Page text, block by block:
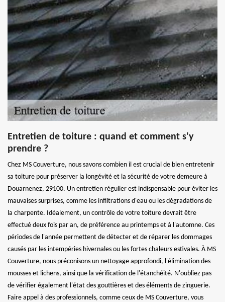
Entretien de toiture : quand et comment s'y
prendre ?
Chez MS Couverture, nous savons combien il est crucial de bien entretenir
sa toiture pour préserver la longévité et la sécurité de votre demeure à
Douarnenez, 29100. Un entretien régulier est indispensable pour éviter les
mauvaises surprises, comme les infiltrations d'eau ou les dégradations de
la charpente. Idéalement, un contrôle de votre toiture devrait être
effectué deux fois par an, de préférence au printemps et à l'automne. Ces
périodes de l'année permettent de détecter et de réparer les dommages
causés par les intempéries hivernales ou les fortes chaleurs estivales. À MS
Couverture, nous préconisons un nettoyage approfondi, l'élimination des
mousses et lichens, ainsi que la vérification de l'étanchéité. N'oubliez pas
de vérifier également l'état des gouttières et des éléments de zinguerie.
Faire appel à des professionnels, comme ceux de MS Couverture, vous